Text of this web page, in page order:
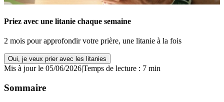
Priez avec une litanie chaque semaine
2 mois pour approfondir votre prière, une litanie à la fois
Oui, je veux prier avec les litanies
Mis à jour le 05/06/2026|Temps de lecture : 7 min
Sommaire